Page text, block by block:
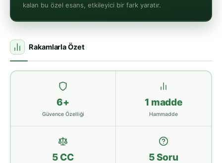
kalan bu özel esans, etkileyici bir fark yaratır.
Rakamlarla Özet
6+
Güvence Özelliği
1 madde
Hammadde
5 CC 5 Soru